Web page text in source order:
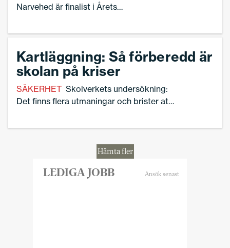
Narvehed är finalist i Årets
Kartläggning: Så förberedd är
skolan på kriser
SÄKERHET Skolverkets undersökning:
Det finns flera utmaningar och brister att
Hämta fler